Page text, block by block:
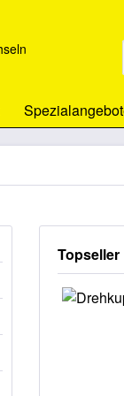
Topseller